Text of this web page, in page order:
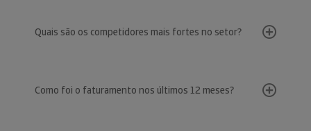
Quais são os competidores mais fortes no setor?
Como foi o faturamento nos últimos 12 meses?